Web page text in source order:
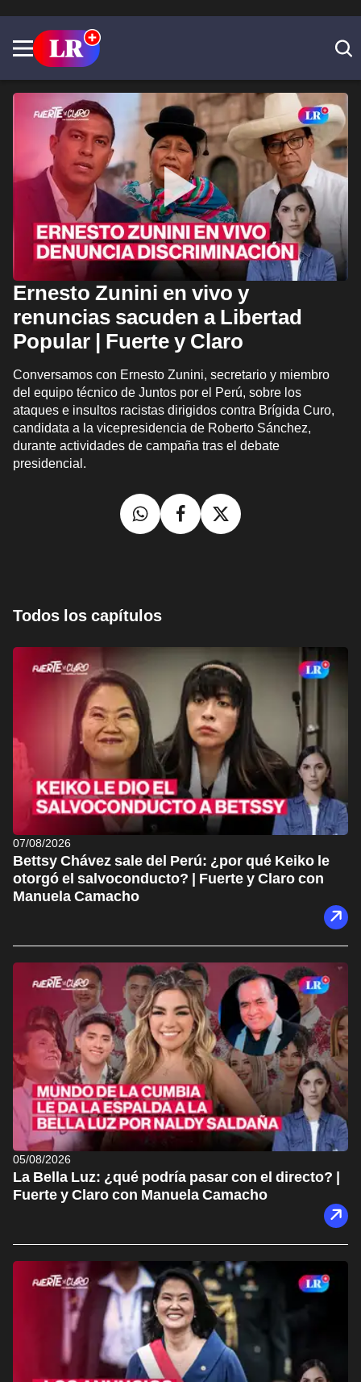
Ernesto Zunini en vivo y
renuncias sacuden a Libertad
Popular | Fuerte y Claro
Conversamos con Ernesto Zunini, secretario y miembro
del equipo técnico de Juntos por el Perú, sobre los
ataques e insultos racistas dirigidos contra Brígida Curo,
candidata a la vicepresidencia de Roberto Sánchez,
durante actividades de campaña tras el debate
presidencial.
Todos los capítulos
07/08/2026
Bettsy Chávez sale del Perú: ¿por qué Keiko le
otorgó el salvoconducto? | Fuerte y Claro con
Manuela Camacho
05/08/2026
La Bella Luz: ¿qué podría pasar con el directo? |
Fuerte y Claro con Manuela Camacho